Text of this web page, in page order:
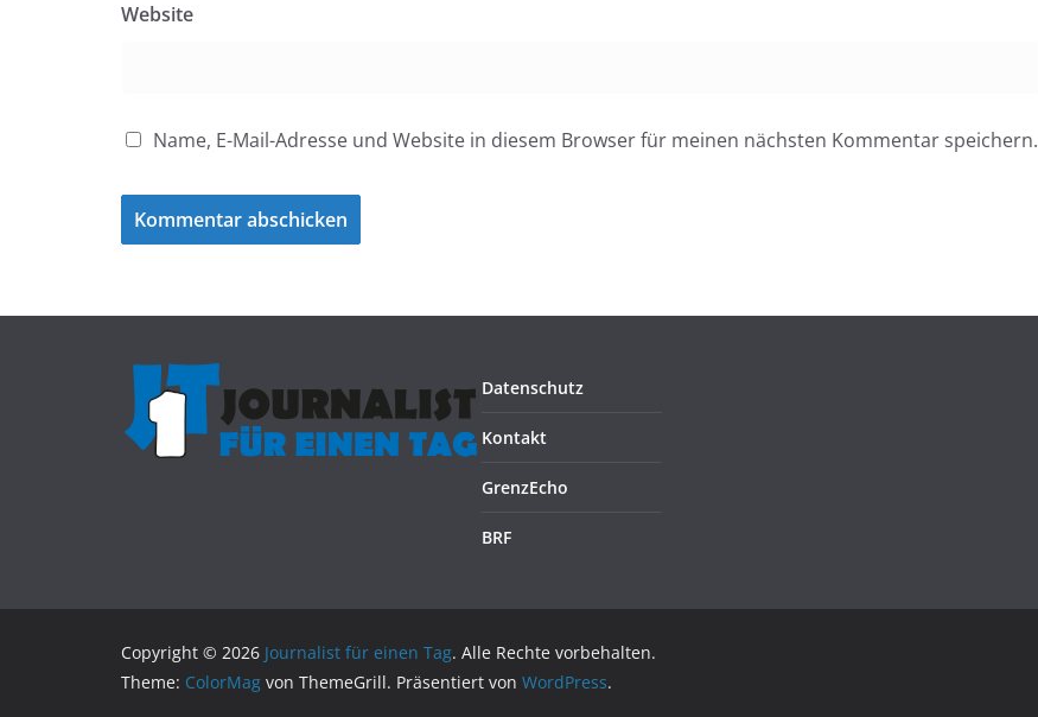
Website
Name, E-Mail-Adresse und Website in diesem Browser für meinen nächsten Kommentar speichern.
Datenschutz
Kontakt
GrenzEcho
BRF
Copyright © 2026 Journalist für einen Tag. Alle Rechte vorbehalten.
Theme: ColorMag von ThemeGrill. Präsentiert von WordPress.